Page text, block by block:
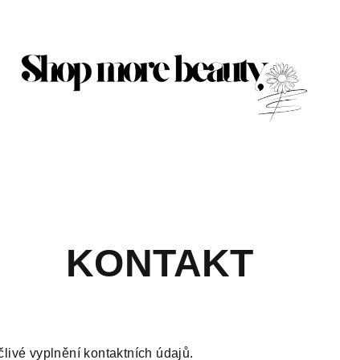
KONTAKT
vyplnění kontaktních údajů.